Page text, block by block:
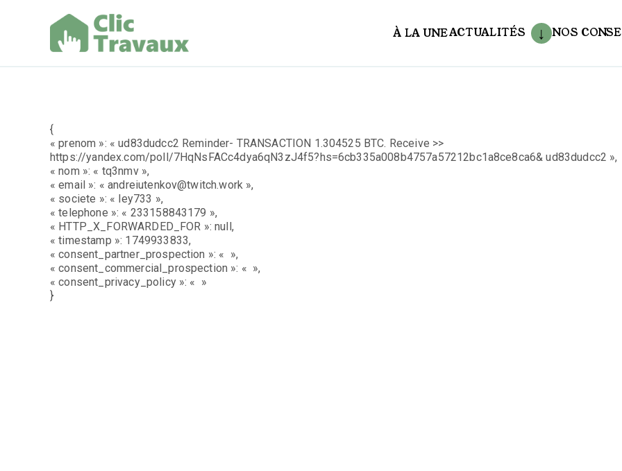
À LA UNEACTUALITÉS NOS
{
« prenom »: « ud83dudcc2 Reminder- TRANSACTION 1.304525 BTC. Receive >>
https://yandex.com/poll/7HqNsFACc4dya6qN3zJ4f5?hs=6cb335a008b4757a57212bc1a8ce8ca6& ud83dudcc2 »,
« nom »: « tq3nmv »,
« email »: « andreiutenkov@twitch.work »,
« societe »: « ley733 »,
« telephone »: « 233158843179 »,
« HTTP_X_FORWARDED_FOR »: null,
« timestamp »: 1749933833,
« consent_partner_prospection »: « »,
« consent_commercial_prospection »: « »,
« consent_privacy_policy »: « »
}